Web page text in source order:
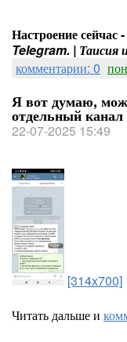
Настроение сейчас -
Telegram. | Таисия
комментарии: 0
Я вот думаю,
отдельный канал
22-07-2025 15:49
[314x700]
Читать дальше и